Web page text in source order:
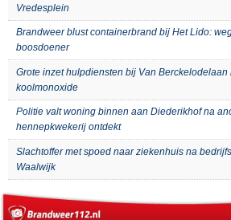
Vredesplein
Brandweer blust containerbrand bij Het Lido:
boosdoener
Grote inzet hulpdiensten bij Van Berckelodelaan
koolmonoxide
Politie valt woning binnen aan Diederikhof na
hennepkwekerij ontdekt
Slachtoffer met spoed naar ziekenhuis na
Waalwijk